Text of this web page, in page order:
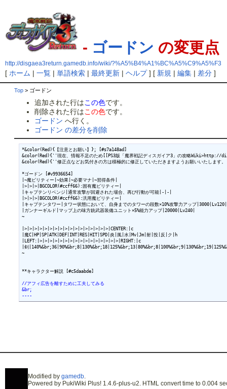
- ゴードン の変更点
http://disgaea3return.gamedb.info/wiki/?%A5%B4%A1%BC%A5%C9%A5%F3
[ ホーム | 一覧| 単語検索| 最終更新| ヘルプ] [ 新規 | 編集| 差分]
Top > ゴードン
追加された行はこの色です。
削除された行はこの色です。
ゴードン へ行く。
ゴードン の差分を削除
*&color(Red){【注意とお願い】}; [#s7a148ad]
&color(Red){''現在、情報不足のため[[PS3版「魔界戦記ディスガイア3」の攻略
&color(Red){''修正点などお気付きの方は積極的に修正していただきますようお願いいたしま
*ゴードン [#v9936654]
|~魔ビリティー|~効果|~必要マナ|~習得条件|
|>|>|>|BGCOLOR(#ccff66):固有魔ビリティー|
|キャプテンリベンジ|通常攻撃が回避された場合、再び行動が可能|-|-|
|>|>|>|BGCOLOR(#ccff66):汎用魔ビリティー|
|キャプテンタワー|タワー状態において、自身までのタワーの段数×10%攻撃力アップ|3000|Lv120|
|ガンナーギルド|マップ上の味方銃武器装備ユニット×5%能力アップ|20000|Lv240|
~
|>|>|>|>|>|>|>|>|>|>|>|>|>|>|>|>|>|CENTER:|c
|魔C|HP|SP|ATK|DEF|INT|RES|HIT|SPD|炎|風|水|Mv|Jm|射|投|反|ク|h
|LEFT:|>|>|>|>|>|>|>|>|>|>|>|>|>|>|>|>|RIGHT:|c
|剣
~
**キャラクター解説 [#c5daabde]
//アフィ広告を離すために工夫してみる
&br;
----
Modified by gamedb.
Powered by PukiWiki Plus! 1.4.6-plus-u2. HTML convert time to 0.004